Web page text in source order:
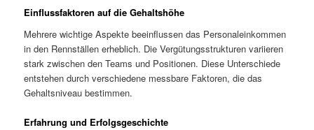
Einflussfaktoren auf die Gehaltshöhe
Mehrere wichtige Aspekte beeinflussen das Personaleinkommen
in den Rennställen erheblich. Die Vergütungsstrukturen variieren
stark zwischen den Teams und Positionen. Diese Unterschiede
entstehen durch verschiedene messbare Faktoren, die das
Gehaltsniveau bestimmen.
Erfahrung und Erfolgsgeschichte